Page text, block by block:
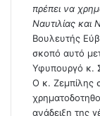
πρέπει να
Ναυτιλίας και
Βουλευτής
σκοπό αυτό
Υφυπουργό κ.
Ο κ. Ζεμπίλης
ανάδειξη της